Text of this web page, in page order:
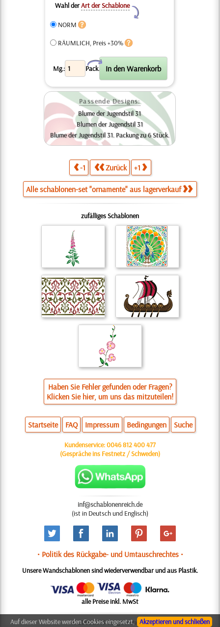
Wahl derArt der Schablone
Y
NORM
RÄUMLICH, Preis +30%
Mg.: Pack.
X
Passende Designs:
Blume der Jugendstil 31
Blumen der Jugendstil 31
Blume der Jugendstil 31. Packung zu 6 Stück.
-1 Zurück +1
Alle schablonen-set "ornamente" aus lagerverkauf
zufälliges Schablonen
Haben Sie Fehler gefunden oder Fragen?
Klicken Sie hier, um uns das mitzuteilen!
Startseite FAQ Impressum Bedingungen Suche
Kundenservice:0046 812 400 477
(Gespräche ins Festnetz / Schweden)
inf@schablonenreich.de
(ist in Deutsch und Englisch)
• Politik des Rückgabe- und Umtauschrechtes •
Unsere Wandschablonen sind wiederverwendbar und aus Plastik.
alle Preise inkl. MwSt
© 2006-2025 Design: Natali M.Akzeptieren und schließen
Auf dieser Website werden Cookies eingesetzt,